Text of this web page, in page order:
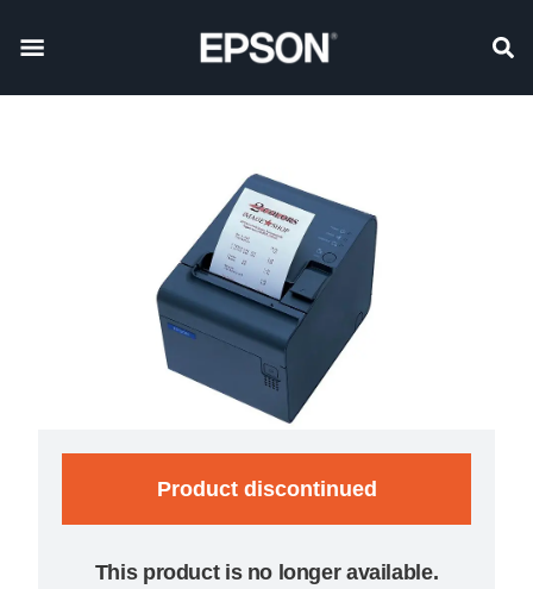
Product discontinued
This product is no longer available.